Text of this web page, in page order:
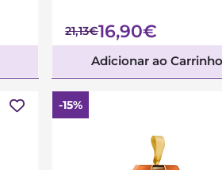
21,13€16,90€
Adicionar ao
-15%